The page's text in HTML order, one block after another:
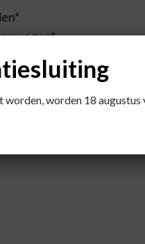
worden 18 augustus